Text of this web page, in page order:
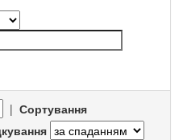
| Сортування